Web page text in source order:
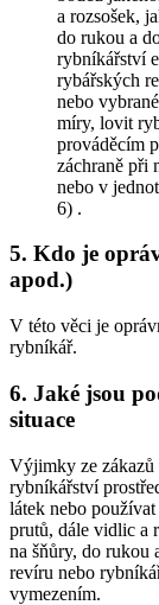
a rozsošek,
do rukou a
rybníkářství
rybářských
nebo
míry, lovit
prováděcím
záchraně při
nebo v
6) .
5. Kdo je
apod.)
V této věci je
rybníkář.
6. Jaké jsou
situace
Výjimky ze
rybníkářství
látek nebo
prutů, dále vidlic a
na šňůry, do rukou
revíru nebo
vymezením.